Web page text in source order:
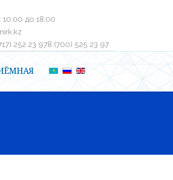
до 18:00
252 23 97ㅤㅤ8 (700) 525 23 97